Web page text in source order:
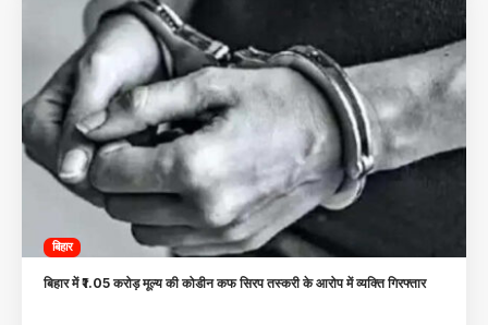
बिहार
बिहार में ₹1.05 करोड़ मूल्य की कोडीन कफ सिरप तस्करी के आरोप में व्यक्ति गिरफ्तार